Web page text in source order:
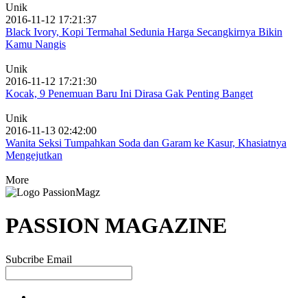
Unik
2016-11-12 17:21:37
Black Ivory, Kopi Termahal Sedunia Harga Secangkirnya Bikin
Kamu Nangis
Unik
2016-11-12 17:21:30
Kocak, 9 Penemuan Baru Ini Dirasa Gak Penting Banget
Unik
2016-11-13 02:42:00
Wanita Seksi Tumpahkan Soda dan Garam ke Kasur, Khasiatnya
Mengejutkan
More
PASSION MAGAZINE
Subcribe Email